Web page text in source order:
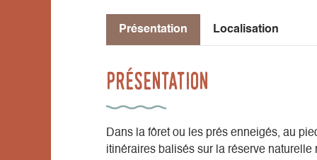
Présentation Localisation
Présentation
Dans la fôret ou les prés enneigés, au
itinéraires balisés sur la réserve